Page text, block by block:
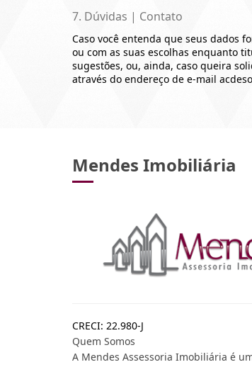
7. Dúvidas | Contato
Caso você entenda que seus dados
ou com as suas escolhas enquanto
sugestões, ou, ainda, caso queira
através do endereço de e-mail
Mendes Imobiliária
CRECI: 22.980-J
Quem Somos
A Mendes Assessoria Imobiliária é